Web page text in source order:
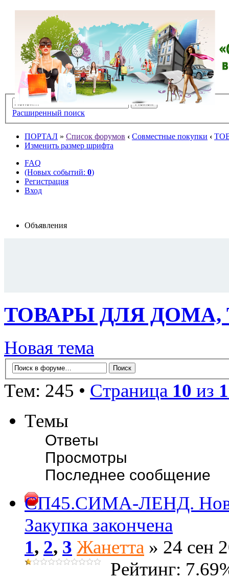
Расширенный поиск
ПОРТАЛ » Список форумов ‹ Совместные покупки ‹
Изменить размер шрифта
FAQ
(Новых событий: 0)
Регистрация
Вход
Объявления
ТОВАРЫ ДЛЯ ДОМА,
Новая тема
Тем: 245 • Страница 10 из
Темы
Ответы
Просмотры
Последнее сообщение
СП45.СИМА-ЛЕНД.
Закупка закончена
1, 2, 3 Жанетта » 24 сен
Рейтинг: